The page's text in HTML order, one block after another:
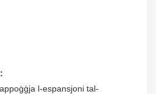
l-espansjoni tal-